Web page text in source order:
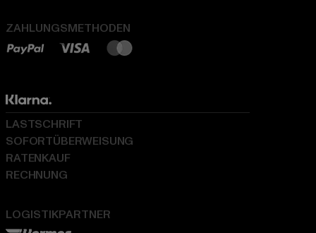
ZAHLUNGSMETHODEN
LOGISTIKPARTNER
LASTSCHRIFT
SOFORTÜBERWEISUNG
RATENKAUF
RECHNUNG